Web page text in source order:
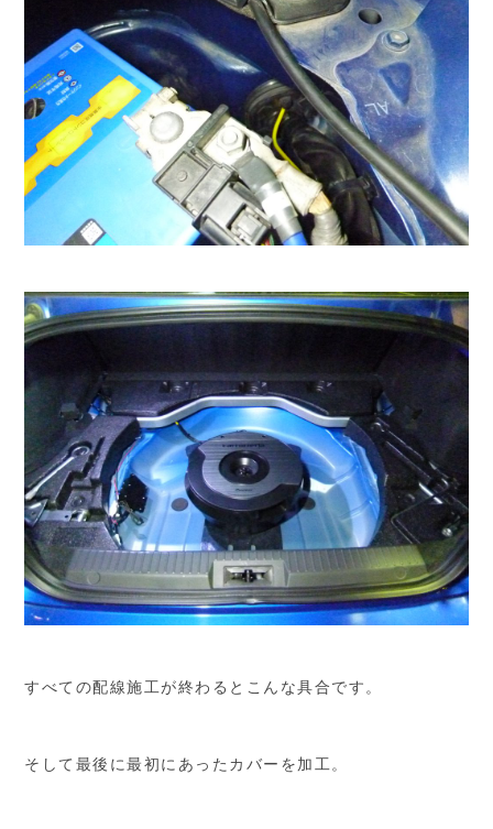
すべての配線施工が終わるとこんな具合です。
そして最後に最初にあったカバーを加工。